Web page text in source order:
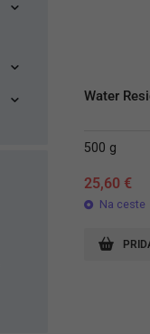
Water
500 g
25,60 €
Na ceste